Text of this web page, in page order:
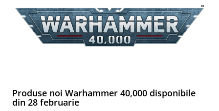
Produse noi Warhammer 40,000 disponibile
din 28 februarie